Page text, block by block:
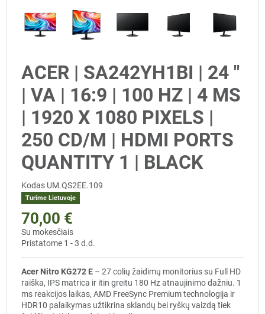
ACER | SA242YH1BI | 24 "
| VA | 16:9 | 100 HZ | 4 MS
| 1920 X 1080 PIXELS |
250 CD/M | HDMI PORTS
QUANTITY 1 | BLACK
Kodas UM.QS2EE.109
Turime Lietuvoje
70,00 €
Su mokesčiais
Pristatome 1 - 3 d.d.
Acer Nitro KG272 E – 27 colių žaidimų monitorius su Full HD
raiška, IPS matrica ir itin greitu 180 Hz atnaujinimo dažniu. 1
ms reakcijos laikas, AMD FreeSync Premium technologija ir
HDR10 palaikymas užtikrina sklandų bei ryškų vaizdą tiek